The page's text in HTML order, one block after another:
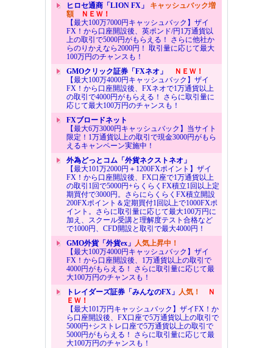
ヒロセ通商「LION FX」 キャッシュバック増
額ＮＥＷ！
【最大100万7000円キャッシュバック】ザイ
FX！から口座開設後、英ポンド/円1万通貨以
上の取引で5000円がもらえる！ さらに他社か
らのりかえなら2000円！ 取引量に応じて最大
100万円のチャンスも！
GMOクリック証券「FXネオ」
ＮＥＷ！
【最大100万4000円キャッシュバック】ザイ
FX！から口座開設後、FXネオで1万通貨以上
の取引で4000円がもらえる！ さらに取引量に
応じて最大100万円のチャンスも！
FXブロードネット
【最大6万3000円キャッシュバック】当サイト
限定！1万通貨以上の取引で現金3000円がもら
えるキャンペーン実施中！
外為どっとコム「外貨ネクストネオ」
【最大101万2000円＋1200FXポイント】ザイ
FX！から口座開設後、FX口座で1万通貨以上
の取引1回で5000円+らくらくFX積立1回以上定
期買付で3000円。さらにらくらくFX積立開設
200FXポイント＆定期買付1回以上で1000FXポ
イント。さらに取引量に応じて最大100万円に
加え、スクール受講と理解度テスト合格など
で1000円、CFD開設と取引で最大4000円！
GMO外貨「外貨ex」 人気上昇中！
【最大100万4000円キャッシュバック】ザイ
FX！から口座開設後、1万通貨以上の取引で
4000円がもらえる！ さらに取引量に応じて最
大100万円のチャンスも！
トレイダーズ証券「みんなのFX」 人気！
Ｎ
ＥＷ！
【最大101万円キャッシュバック】ザイFX！か
ら口座開設後、FX口座で5万通貨以上の取引で
5000円+シストレ口座で5万通貨以上の取引で
5000円がもらえる！ さらに取引量に応じて最
大100万円のチャンスも！